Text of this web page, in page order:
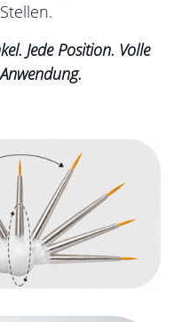
Jede Position. Volle